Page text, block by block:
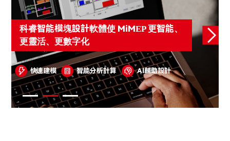
科睿智能模塊設計軟體使 MiMEP 更智能、
更靈活、更數字化
快速建模 智能分析計算 AI輔助設計